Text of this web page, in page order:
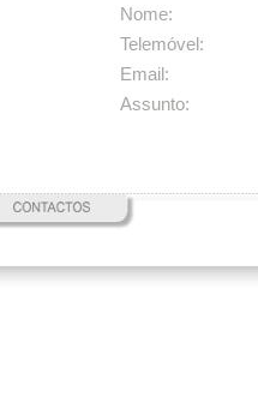
Nome:
Telemóvel:
Email:
Assunto: